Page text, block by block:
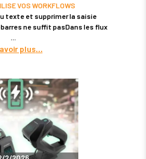
VOS WORKFLOWS
texte et supprimer la saisie
ne suffit pasDans les flux
plus